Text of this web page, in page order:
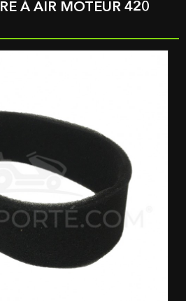
À AIR MOTEUR 420